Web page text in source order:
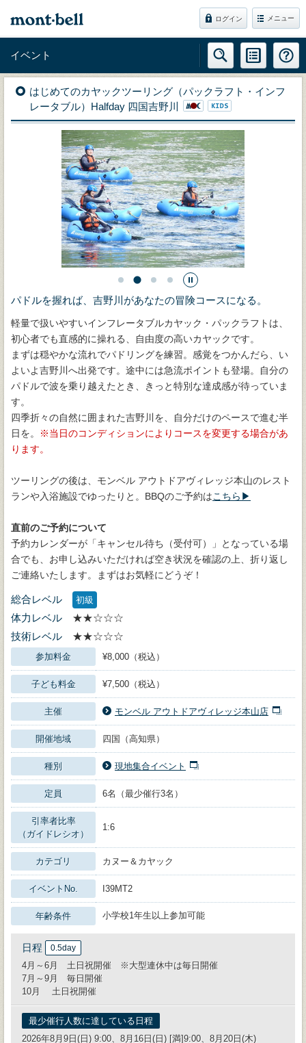
ログイン メニュー
イベント
はじめてのカヤックツーリング（パックラフト・インフ
レータブル）Halfday 四国吉野川
パドルを握れば、吉野川があなたの冒険コースになる。
軽量で扱いやすいインフレータブルカヤック・パックラフトは、
初心者でも直感的に操れる、自由度の高いカヤックです。
まずは穏やかな流れでパドリングを練習。感覚をつかんだら、い
よいよ吉野川へ出発です。途中には急流ポイントも登場。自分の
パドルで波を乗り越えたとき、きっと特別な達成感が待っていま
す。
四季折々の自然に囲まれた吉野川を、自分だけのペースで進む半
日を。
当日のコンディションによりコースを変更する場合があ
ります。
ツーリングの後は、モンベル アウトドアヴィレッジ本山のレスト
ランや入浴施設でゆったりと。BBQのご予約はこちら▶
直前のご予約について
予約カレンダーが「キャンセル待ち（受付可）」となっている場
合でも、お申し込みいただければ空き状況を確認の上、折り返し
ご連絡いたします。まずはお気軽にどうぞ！
総合レベル 初級
体力レベル
★★☆☆☆
技術レベル
★★☆☆☆
参加料金 ¥8,000（税込）
子ども料金 ¥7,500（税込）
主催 モンベル アウトドアヴィレッジ本山店
開催地域 四国（高知県）
種別 現地集合イベント
定員 6名（最少催行3名）
引率者比率
（ガイドレシオ）
1:6
カテゴリ カヌー＆カヤック
イベントNo. I39MT2
年齢条件 小学校1年生以上参加可能
日程 0.5day
4月～6月 土日祝開催 ※大型連休中は毎日開催
7月～9月 毎日開催
10月 土日祝開催
最少催行人数に達している日程
2026年8月9日(日) 9:00、8月16日(日) [満]9:00、8月20日(木)